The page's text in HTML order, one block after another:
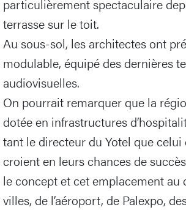
particulièrement spectaculaire
terrasse sur le toit.
Au sous-sol, les architectes ont
modulable, équipé des dernières
audiovisuelles.
On pourrait remarquer que la
dotée en infrastructures
tant le directeur du Yotel que
croient en leurs chances de
le concept et cet emplacement au
villes, de l’aéroport, de Palexpo,